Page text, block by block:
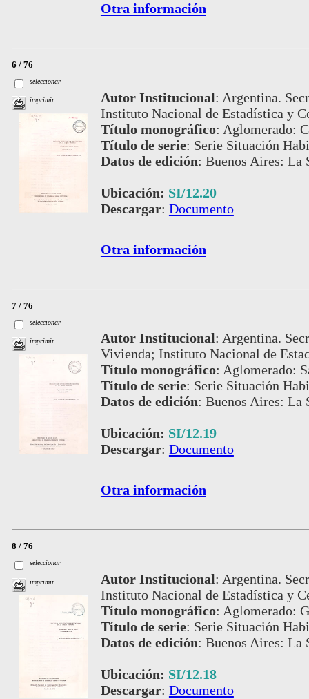
Otra información
6 / 76
seleccionar
imprimir Autor Institucional: Argentina.
Instituto Nacional de Estadística y
Título monográfico: Aglomerado:
Título de serie: Serie Situación
Datos de edición: Buenos Aires: La
Ubicación: SI/12.20
Descargar: Documento
Otra información
7 / 76
seleccionar
imprimir Autor Institucional: Argentina.
Vivienda; Instituto Nacional de
Título monográfico: Aglomerado:
Título de serie: Serie Situación
Datos de edición: Buenos Aires: La
Ubicación: SI/12.19
Descargar: Documento
Otra información
8 / 76
seleccionar
imprimir Autor Institucional: Argentina.
Instituto Nacional de Estadística y
Título monográfico: Aglomerado:
Título de serie: Serie Situación
Datos de edición: Buenos Aires: La
Ubicación: SI/12.18
Descargar: Documento